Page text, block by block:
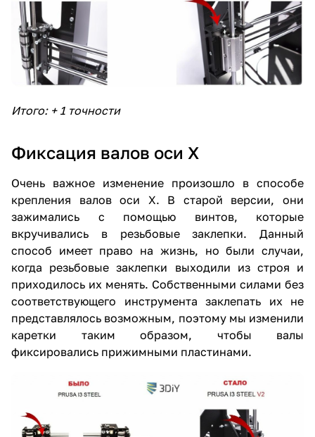
Итого: + 1 точности
Фиксация валов оси X
Очень важное изменение произошло в способе
крепления валов оси X. В старой версии, они
зажимались с помощью винтов, которые
вкручивались в резьбовые заклепки. Данный
способ имеет право на жизнь, но были случаи,
когда резьбовые заклепки выходили из строя и
приходилось их менять. Собственными силами без
соответствующего инструмента заклепать их не
представлялось возможным, поэтому мы изменили
каретки таким образом, чтобы валы
фиксировались прижимными пластинами.